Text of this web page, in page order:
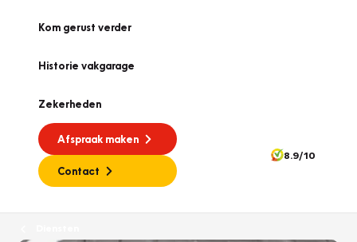
Kom gerust verder
Historie vakgarage
Zekerheden
Afspraak maken
Contact
8.9/10